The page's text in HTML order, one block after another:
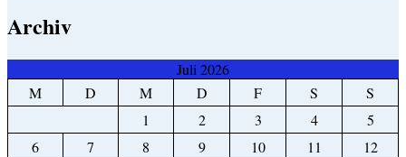
Archiv
Juli 2026
M
D M D F S
S
1
2 3 4
5
6
7 8 9 10 11
12